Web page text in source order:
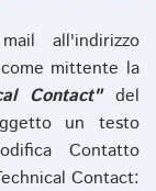
all'indirizzo
mittente la
Contact"del
un testo
Contatto
Contact: